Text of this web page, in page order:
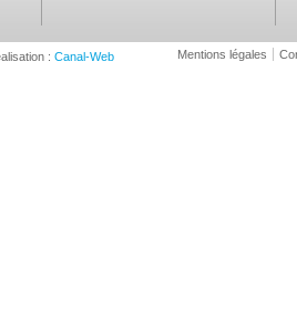
: Canal-Web Mentions légales